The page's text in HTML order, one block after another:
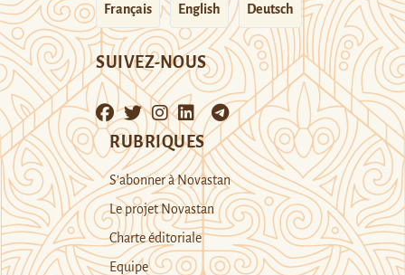
Français English Deutsch
SUIVEZ-NOUS
RUBRIQUES
S’abonner à Novastan
Le projet Novastan
Charte éditoriale
Equipe